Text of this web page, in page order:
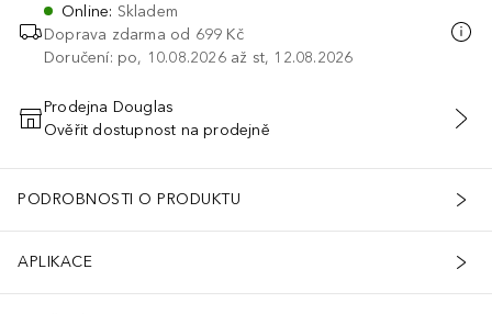
Online: Skladem
Doprava zdarma od 699 Kč
Doručení: po, 10.08.2026 až st, 12.08.2026
PŘIDAT DO KOŠÍKU
Prodejna Douglas
Ověřit dostupnost na prodejně
PODROBNOSTI O PRODUKTU
APLIKACE